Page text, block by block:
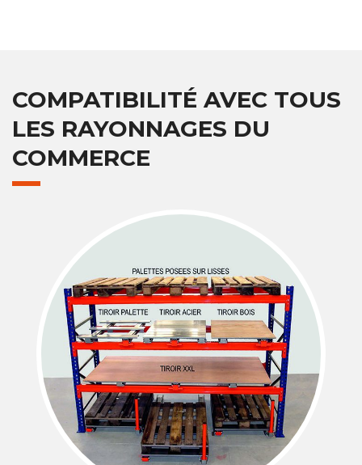
COMPATIBILITÉ AVEC TOUS
LES RAYONNAGES DU
COMMERCE